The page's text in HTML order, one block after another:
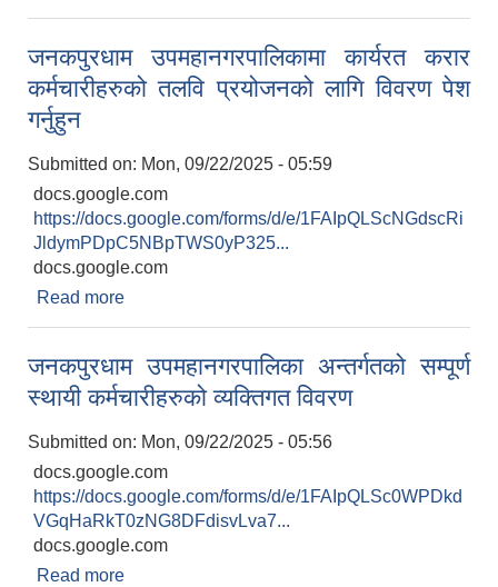
जनकपुरधाम उपमहानगरपालिकामा कार्यरत करार
कर्मचारीहरुको तलवि प्रयोजनको लागि विवरण पेश
गर्नुहुन
Submitted on: Mon, 09/22/2025 - 05:59
docs.google.com
https://docs.google.com/forms/d/e/1FAIpQLScNGdscRi
JldymPDpC5NBpTWS0yP325...
docs.google.com
Read more
जनकपुरधाम उपमहानगरपालिका अन्तर्गतको सम्पूर्ण
स्थायी कर्मचारीहरुको व्यक्तिगत विवरण
Submitted on: Mon, 09/22/2025 - 05:56
docs.google.com
https://docs.google.com/forms/d/e/1FAIpQLSc0WPDkd
VGqHaRkT0zNG8DFdisvLva7...
docs.google.com
Read more